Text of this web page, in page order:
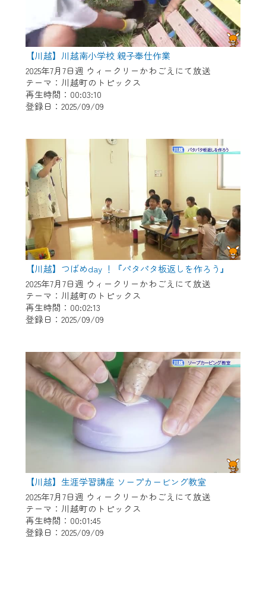
【川越】川越南小学校 親子奉仕作業
2025年7月7日週 ウィークリーかわごえにて放送
テーマ：川越町のトピックス
再生時間：00:03:10
登録日：2025/09/09
【川越】つばめday ！『パタパタ板返しを作ろう』
2025年7月7日週 ウィークリーかわごえにて放送
テーマ：川越町のトピックス
再生時間：00:02:13
登録日：2025/09/09
【川越】生涯学習講座 ソープカービング教室
2025年7月7日週 ウィークリーかわごえにて放送
テーマ：川越町のトピックス
再生時間：00:01:45
登録日：2025/09/09